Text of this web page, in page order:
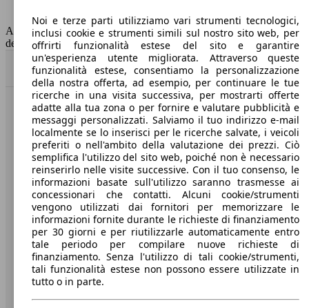
Capacità del serbatoio
34 l
AutoScout24 non si assume alcuna responsabilità per la correttezza
dei dati.
Torna su
Benvenuti su AutoScout24, il mercato auto europeo.
Società
A proposito di AutoScout24
Stampa
Media
Condizioni generali
Informazioni
Privacy
Noi e terze parti utilizziamo vari strumenti tecnologici,
inclusi cookie e strumenti simili sul nostro sito web, per
offrirti funzionalità estese del sito e garantire
un'esperienza utente migliorata. Attraverso queste
funzionalità estese, consentiamo la personalizzazione
della nostra offerta, ad esempio, per continuare le tue
ricerche in una visita successiva, per mostrarti offerte
adatte alla tua zona o per fornire e valutare pubblicità e
messaggi personalizzati. Salviamo il tuo indirizzo e-mail
localmente se lo inserisci per le ricerche salvate, i veicoli
preferiti o nell'ambito della valutazione dei prezzi. Ciò
semplifica l'utilizzo del sito web, poiché non è necessario
reinserirlo nelle visite successive. Con il tuo consenso, le
informazioni basate sull'utilizzo saranno trasmesse ai
concessionari che contatti. Alcuni cookie/strumenti
vengono utilizzati dai fornitori per memorizzare le
informazioni fornite durante le richieste di finanziamento
per 30 giorni e per riutilizzarle automaticamente entro
tale periodo per compilare nuove richieste di
finanziamento. Senza l'utilizzo di tali cookie/strumenti,
tali funzionalità estese non possono essere utilizzate in
tutto o in parte.